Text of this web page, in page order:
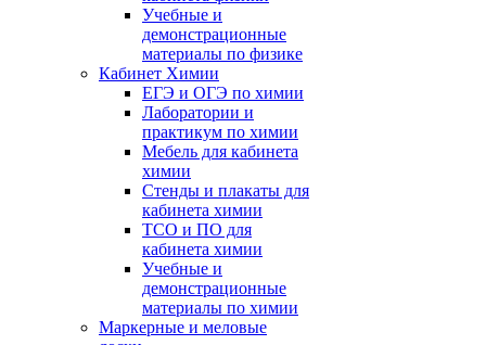
Учебные и
демонстрационные
материалы по физике
Кабинет Химии
ЕГЭ и ОГЭ по химии
Лаборатории и
практикум по химии
Мебель для кабинета
химии
Стенды и плакаты для
кабинета химии
ТСО и ПО для
кабинета химии
Учебные и
демонстрационные
материалы по химии
Маркерные и меловые